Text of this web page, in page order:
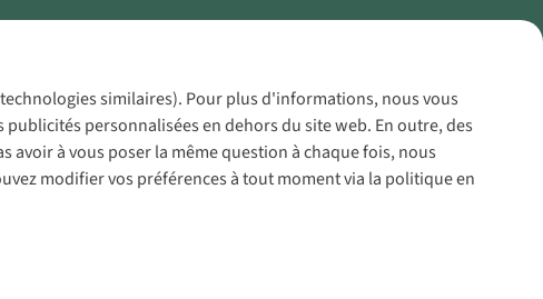
similaires). Pour plus d'informations, nous vous
personnalisées en dehors du site web. En outre, des
avoir à vous poser la même question à chaque fois, nous
modifier vos préférences à tout moment via la politique en